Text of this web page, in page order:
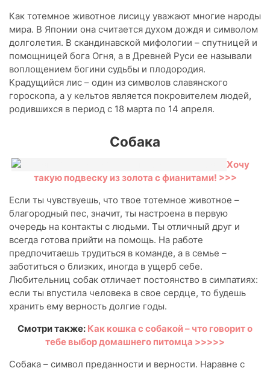
Как тотемное животное лисицу уважают многие народы
мира. В Японии она считается духом дождя и символом
долголетия. В скандинавской мифологии – спутницей и
помощницей бога Огня, а в Древней Руси ее называли
воплощением богини судьбы и плодородия.
Крадущийся лис – один из символов славянского
гороскопа, а у кельтов является покровителем людей,
родившихся в период с 18 марта по 14 апреля.
Собака
Хочу
такую подвеску из золота с фианитами! >>>
Если ты чувствуешь, что твое тотемное животное –
благородный пес, значит, ты настроена в первую
очередь на контакты с людьми. Ты отличный друг и
всегда готова прийти на помощь. На работе
предпочитаешь трудиться в команде, а в семье –
заботиться о близких, иногда в ущерб себе.
Любительниц собак отличает постоянство в симпатиях:
если ты впустила человека в свое сердце, то будешь
хранить ему верность долгие годы.
Смотри также: Как кошка с собакой – что говорит о
тебе выбор домашнего питомца >>>>>
Собака – символ преданности и верности. Наравне с